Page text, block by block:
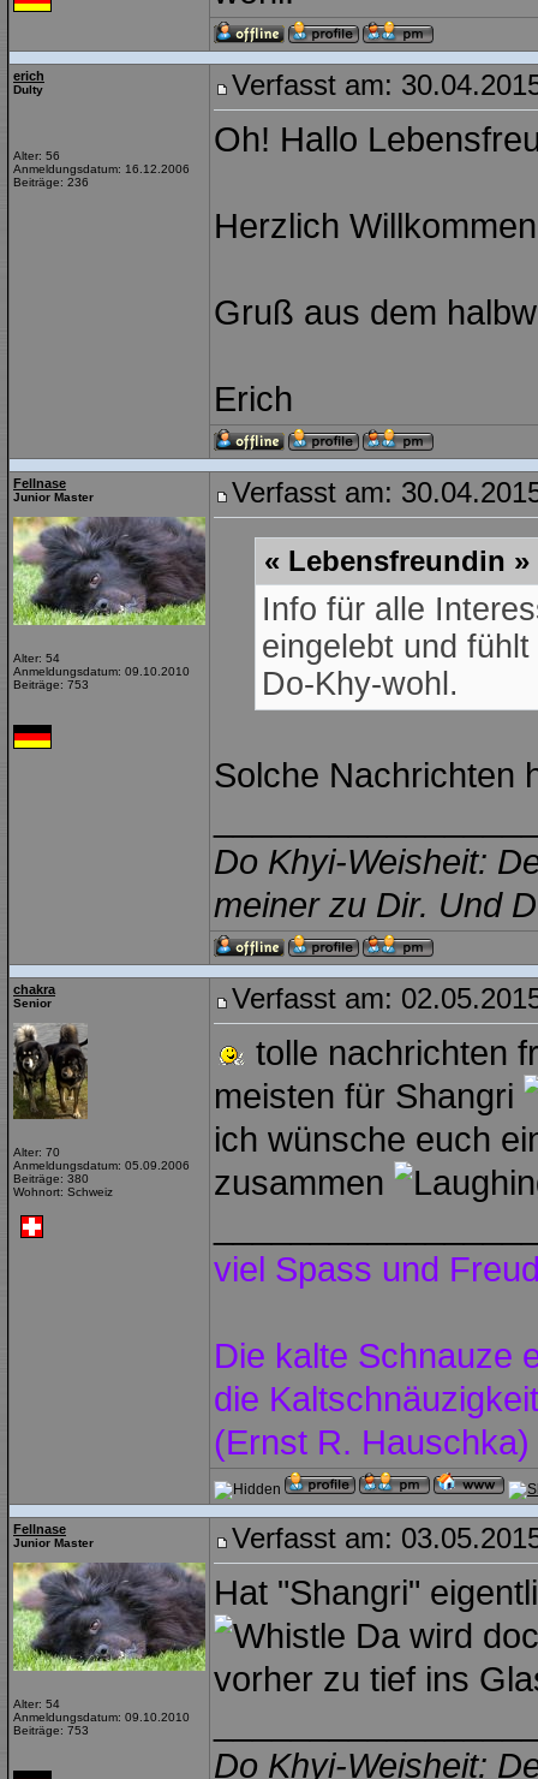
erich
Dulty
Alter: 56
Anmeldungsdatum: 16.12.2006
Beiträge: 236
Verfasst am:
Oh! Hallo
Herzlich
Gruß aus dem
Erich
Fellnase
Junior Master
Alter: 54
Anmeldungsdatum: 09.10.2010
Beiträge: 753
Verfasst am:
« Lebensfreundin
Info für alle
eingelebt und
Do-Khy-wohl.
Solche Nachrichten
Do Khyi-Weisheit:
meiner zu Dir. Und
chakra
Senior
Alter: 70
Anmeldungsdatum: 05.09.2006
Beiträge: 380
Wohnort: Schweiz
Verfasst am:
tolle nachrichten
meisten für Shangri
ich wünsche euch
zusammen
viel Spass und
Die kalte Schnauze
die
(Ernst R. Hauschka)
Fellnase
Junior Master
Alter: 54
Anmeldungsdatum: 09.10.2010
Beiträge: 753
Verfasst am:
Hat "Shangri"
Da wird
vorher zu tief ins
Do Khyi-Weisheit: